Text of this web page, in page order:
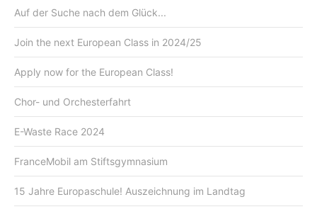
Auf der Suche nach dem Glück...
Join the next European Class in 2024/25
Apply now for the European Class!
Chor- und Orchesterfahrt
E-Waste Race 2024
FranceMobil am Stiftsgymnasium
15 Jahre Europaschule! Auszeichnung im Landtag